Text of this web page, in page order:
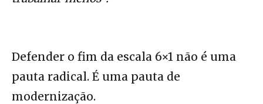
Defender o fim da escala 6×1 não é uma
pauta radical. É uma pauta de
modernização.